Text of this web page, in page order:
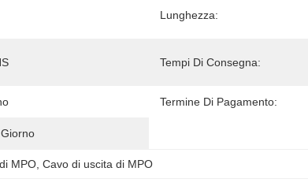
Lunghezza:
Tempi Di Consegna:
Termine Di Pagamento:
MPO , Cavo di uscita di MPO